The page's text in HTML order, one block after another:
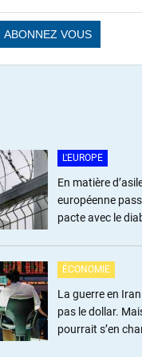
le « straw man ». Qui a
» ? Qui a dit que
la même chose ?
gagner plus ! Elle est
L'EUROPE
En matière
européenne
pacte avec le
ÉCONOMIE
La guerre en
pas le dollar.
pourrait s’en